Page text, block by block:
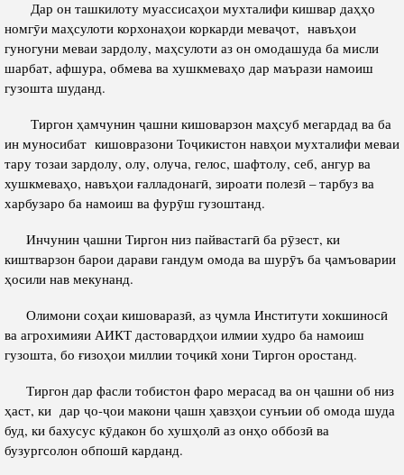
Competency
Biography
Books
Press Center
PRESIDENT OF THE REPUBLIC OF TAJIKISTAN
Struture of the Institute
Directors and Staff
History of Directors
Дар он ташкилоту муассисаҳои мухталифи кишвар даҳҳо
номгӯи маҳсулоти корхонаҳои коркарди меваҷот, навъҳои
гуногуни меваи зардолу, маҳсулоти аз он омодашуда ба мисли
шарбат, афшура, обмева ва хушкмеваҳо дар маърази намоиш
гузошта шуданд.
Тиргон ҳамчунин ҷашни кишоварзон маҳсуб мегардад ва ба
ин муносибат кишовразони Тоҷикистон навҳои мухталифи меваи
тару тозаи зардолу, олу, олуча, гелос, шафтолу, себ, ангур ва
хушкмеваҳо, навъҳои ғалладонагӣ, зироати полезӣ – тарбуз ва
харбузаро ба намоиш ва фурӯш гузоштанд.
Инчунин ҷашни Тиргон низ пайвастагӣ ба рӯзест, ки
киштварзон барои дарави гандум омода ва шурӯъ ба ҷамъоварии
ҳосили нав мекунанд.
Олимони соҳаи кишоваразӣ, аз ҷумла Институти хокшиносӣ
ва агрохимияи АИКТ дастовардҳои илмии худро ба намоиш
гузошта, бо ғизоҳои миллии тоҷикӣ хони Тиргон оростанд.
Тиргон дар фасли тобистон фаро мерасад ва он ҷашни об низ
ҳаст, ки дар ҷо-ҷои макони ҷашн ҳавзҳои сунъии об омода шуда
буд, ки бахусус кӯдакон бо хушҳолӣ аз онҳо оббозӣ ва
бузургсолон обпошӣ карданд.